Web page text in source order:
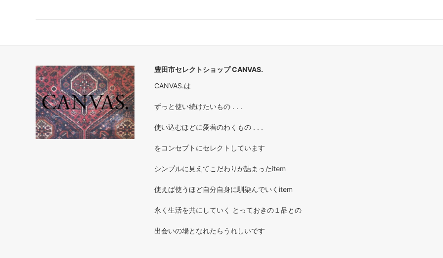
豊田市セレクトショップ CANVAS.
CANVAS.は
ずっと使い続けたいもの . . .
使い込むほどに愛着のわくもの . . .
をコンセプトにセレクトしています
シンプルに見えてこだわりが詰まったitem
使えば使うほど自分自身に馴染んでいくitem
永く生活を共にしていく とっておきの１品との
出会いの場となれたらうれしいです